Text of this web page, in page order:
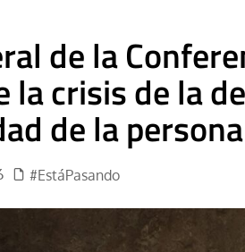
vida… es posible
cuidado de la creación
La oración de cada día
Vaticano
El termómetro
El Evangelio en tu vida
El atrio
In memoriam
de la
la crisis de la
de la persona
#EstáPasando